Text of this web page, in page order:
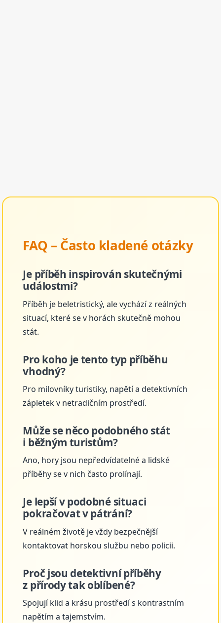
FAQ – Často kladené otázky
Je příběh inspirován skutečnými
událostmi?
Příběh je beletristický, ale vychází z reálných
situací, které se v horách skutečně mohou
stát.
Pro koho je tento typ příběhu
vhodný?
Pro milovníky turistiky, napětí a detektivních
zápletek v netradičním prostředí.
Může se něco podobného stát
i běžným turistům?
Ano, hory jsou nepředvídatelné a lidské
příběhy se v nich často prolínají.
Je lepší v podobné situaci
pokračovat v pátrání?
V reálném životě je vždy bezpečnější
kontaktovat horskou službu nebo policii.
Proč jsou detektivní příběhy
z přírody tak oblíbené?
Spojují klid a krásu prostředí s kontrastním
napětím a tajemstvím.